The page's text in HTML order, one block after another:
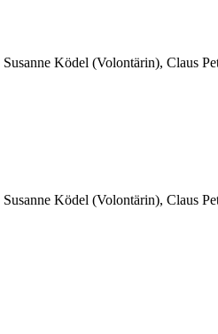
Susanne Ködel (Volontärin), Claus
Susanne Ködel (Volontärin), Claus